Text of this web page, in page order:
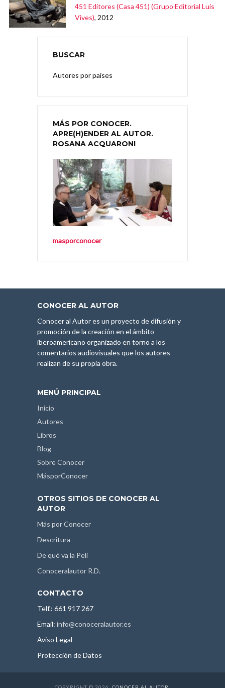
451 Editores (Casa 451) (Grupo Editorial Luis
Vives), 2012
BUSCAR
Autores por países
MÁS POR CONOCER.
APRE(H)ENDER AL AUTOR.
ROSANA ACQUARONI
masporconocer
CONOCER AL AUTOR
Conocer al Autor es un proyecto de difusión y
promoción de la creación en el ámbito
iberoamericano organizado en torno a los
comentarios audiovisuales que los autores
realizan de su propia obra.
MENÚ PRINCIPAL
Inicio
Autores
Libros
Blog
Sobre Conocer
MásporConocer
OTROS SITIOS DE CONOCER AL
AUTOR
Más por Conocer
Descritura
De qué va la Peli
Conoceralautor R.D.
CONTACTO
Telf.: 661 917 267
Email: info@conoceralautor.es
Aviso Legal
Protección de Datos